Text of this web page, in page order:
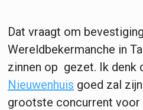
Dat vraagt om
Wereldbekermanche in
zinnen op gezet. Ik denk
Nieuwenhuis goed zal
grootste concurrent voor